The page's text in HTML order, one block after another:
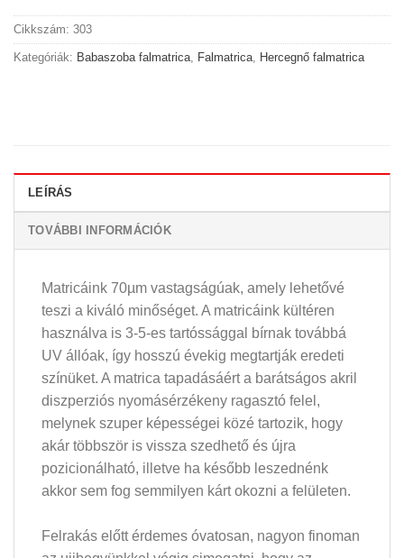
Cikkszám: 303
Kategóriák: Babaszoba falmatrica Falmatrica Hercegnő falmatrica
LEÍRÁS
TOVÁBBI INFORMÁCIÓK
Matricáink 70µm vastagságúak, amely lehetővé
teszi a kiváló minőséget. A matricáink kültéren
használva is 3-5-es tartóssággal bírnak továbbá
UV állóak, így hosszú évekig megtartják eredeti
színüket. A matrica tapadásáért a barátságos akril
diszperziós nyomásérzékeny ragasztó felel,
melynek szuper képességei közé tartozik, hogy
akár többször is vissza szedhető és újra
pozicionálható, illetve ha később leszednénk
akkor sem fog semmilyen kárt okozni a felületen.
Felrakás előtt érdemes óvatosan, nagyon finoman